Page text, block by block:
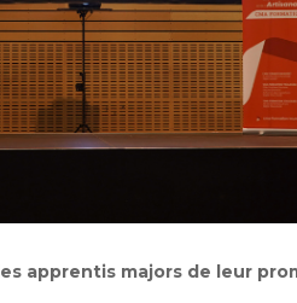
apprentis majors de leur